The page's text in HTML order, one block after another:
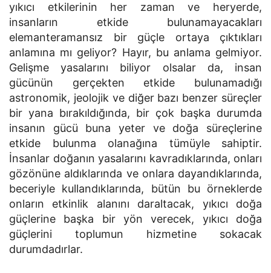
yıkıcı etkilerinin her zaman ve heryerde,
insanların etkide bulunamayacakları
elemanteramansız bir güçle ortaya çıktıkları
anlamına mı geliyor? Hayır, bu anlama gelmiyor.
Gelişme yasalarını biliyor olsalar da, insan
gücünün gerçekten etkide bulunamadığı
astronomik, jeolojik ve diğer bazı benzer süreçler
bir yana bırakıldığında, bir çok başka durumda
insanın gücü buna yeter ve doğa süreçlerine
etkide bulunma olanağına tümüyle sahiptir.
İnsanlar doğanın yasalarını kavradıklarında, onları
gözönüne aldıklarında ve onlara dayandıklarında,
beceriyle kullandıklarında, bütün bu örneklerde
onların etkinlik alanını daraltacak, yıkıcı doğa
güçlerine başka bir yön verecek, yıkıcı doğa
güçlerini toplumun hizmetine sokacak
durumdadırlar.